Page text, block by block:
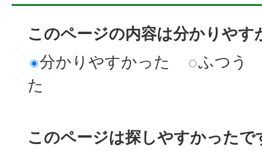
このページの内容は分かりやす
分かりやすかった
ふつう
た
このページは探しやすかったで